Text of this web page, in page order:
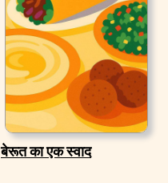
बेरूत का एक स्वाद